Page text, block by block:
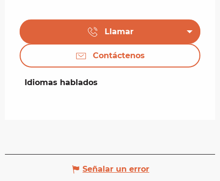
Llamar
Contáctenos
Idiomas hablados
Idiomas hablados
Señalar un error